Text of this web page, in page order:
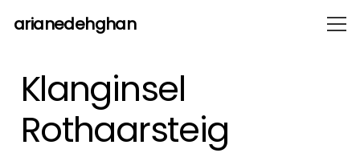
arianedehghan
Klanginsel
Rothaarsteig